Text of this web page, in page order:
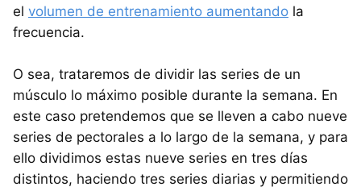
el volumen de entrenamiento aumentando la
frecuencia.
O sea, trataremos de dividir las series de un
músculo lo máximo posible durante la semana. En
este caso pretendemos que se lleven a cabo nueve
series de pectorales a lo largo de la semana, y para
ello dividimos estas nueve series en tres días
distintos, haciendo tres series diarias y permitiendo